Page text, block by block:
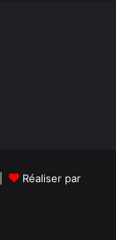
Réaliser par